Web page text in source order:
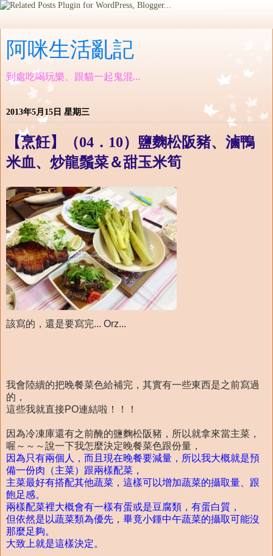
阿咪生活亂記
到處吃喝玩樂、跟貓一起鬼混...
2013年5月15日 星期三
【烹飪】（04．10）鹽麴松阪豬、滷鴨
米血、炒龍鬚菜＆甜玉米筍
該寫的，還是要寫完... Orz...
我會陸續的把晚餐菜色給補完，其實有一些東西是之前寫過
的，
這些我就直接PO連結啦！！！
因為冷凍庫還有之前醃的鹽麴松阪豬，所以就拿來當主菜，
喔～～～說一下我怎麼決定晚餐菜色跟份量，
因為只有兩個人，而且現在晚餐要減量，所以我大概就是預
備一份肉（主菜）跟兩樣配菜，
主菜最好有搭配其他蔬菜，這樣可以增加蔬菜的攝取量、跟
飽足感。
兩樣配菜裡大概會有一樣有蛋或是豆腐類，有蛋白質，
但依然是以蔬菜類為優先，畢竟小鍾中午蔬菜的攝取可能沒
那麼足夠。
大致上就是這樣決定。